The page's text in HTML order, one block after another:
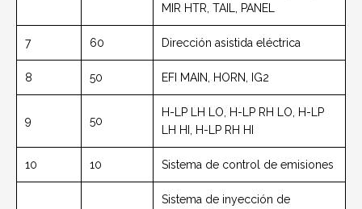
MIR HTR, TAIL, PANEL
7 60 Dirección asistida eléctrica
8 50 EFI MAIN, HORN, IG2
9 50
H-LP LH LO, H-LP RH LO, H-LP
LH HI, H-LP RH HI
10 10 Sistema de control de emisiones
Sistema de inyección de